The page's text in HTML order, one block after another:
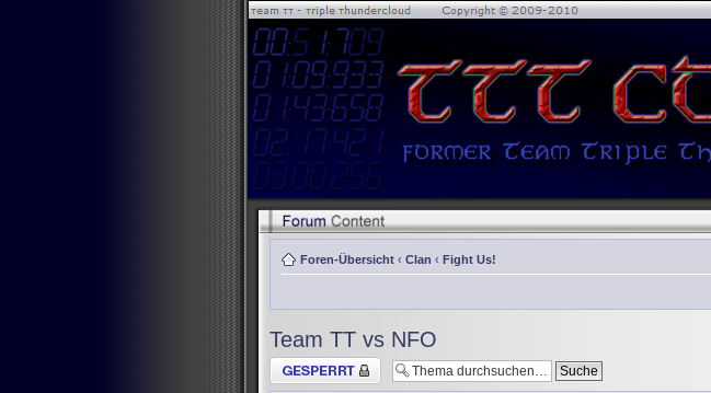
Foren-Übersicht ‹ Clan ‹ Fight Us!
Team TT vs NFO
Thema gesperrt